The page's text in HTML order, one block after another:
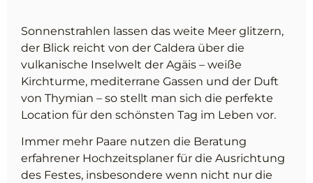
Sonnenstrahlen lassen das weite Meer glitzern,
der Blick reicht von der Caldera über die
vulkanische Inselwelt der Agäis – weiße
Kirchturme, mediterrane Gassen und der Duft
von Thymian – so stellt man sich die perfekte
Location für den schönsten Tag im Leben vor.
Immer mehr Paare nutzen die Beratung
erfahrener Hochzeitsplaner für die Ausrichtung
des Festes, insbesondere wenn nicht nur die